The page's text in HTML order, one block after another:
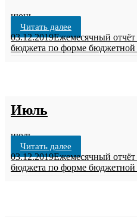
июнь
Читать далее
03.12.2019Ежемесячный
бюджета по форме бюджетной
Июль
июль
Читать далее
03.12.2019Ежемесячный
бюджета по форме бюджетной